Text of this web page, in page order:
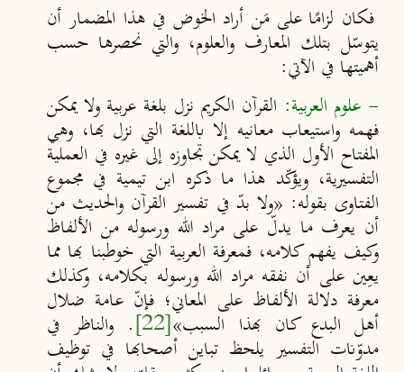
فكان لزاما على مَن أراد الخوض في هذا المضمار أن
يتوسّل بتلك المعارف والعلوم، والتي نحصرها حسب
أهميتها في الآتي:
- علوم العربية: القرآن الكريم نزل بلغة عربية ولا يمكن
فهمه واستيعاب معانيه إلا باللغة التي نزل بها، وهي
المفتاح الأول الذي لا يمكن تجاوزه إلى غيره في العملية
التفسيرية، ويؤكّد هذا ما ذكره ابن تيمية في مجموع
الفتاوى بقوله: «ولا بدّ ‌في ‌تفسير ‌القرآن ‌والحديث ‌من
‌أن ‌يعرف ‌ما ‌يدلّ ‌على ‌مراد الله ورسوله من الألفاظ
وكيف يفهم كلامه، فمعرفة العربية التي خوطبنا بها مما
يعِين على أن نفقه مراد الله ورسوله بكلامه، وكذلك
معرفة دلالة الألفاظ على المعاني؛ فإنّ عامة ضلال
أهل البدع كان بهذا السبب»
[22] . والناظر في
مدوّنات التفسير يلحظ تباين أصحابها في توظيف